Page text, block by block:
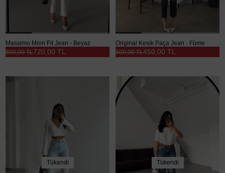
Massimo Mom Fit Jean - Beyaz
720,00 TL
800,00 TL
Original Kesik Paça Jean - Füme
450,00 TL
500,00 TL
Tükendi Tükendi